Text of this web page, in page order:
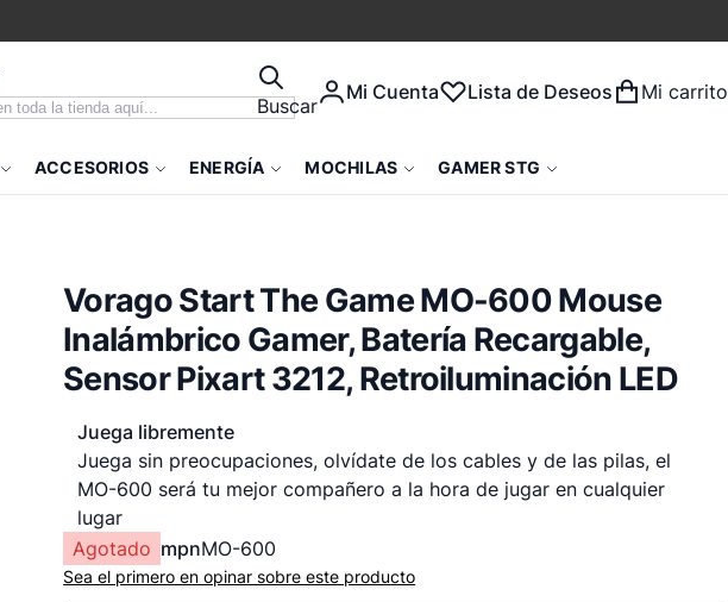
Buscar
Mi Cuenta Lista de Deseos Mi carrito
ACCESORIOS ENERGÍA MOCHILAS GAMER STG
Vorago Start The Game MO-600 Mouse
Inalámbrico Gamer, Batería Recargable,
Sensor Pixart 3212, Retroiluminación LED
Juega libremente
Juega sin preocupaciones, olvídate de los cables y de las pilas, el
MO-600 será tu mejor compañero a la hora de jugar en cualquier
lugar
Agotado mpnMO-600
Sea el primero en opinar sobre este producto